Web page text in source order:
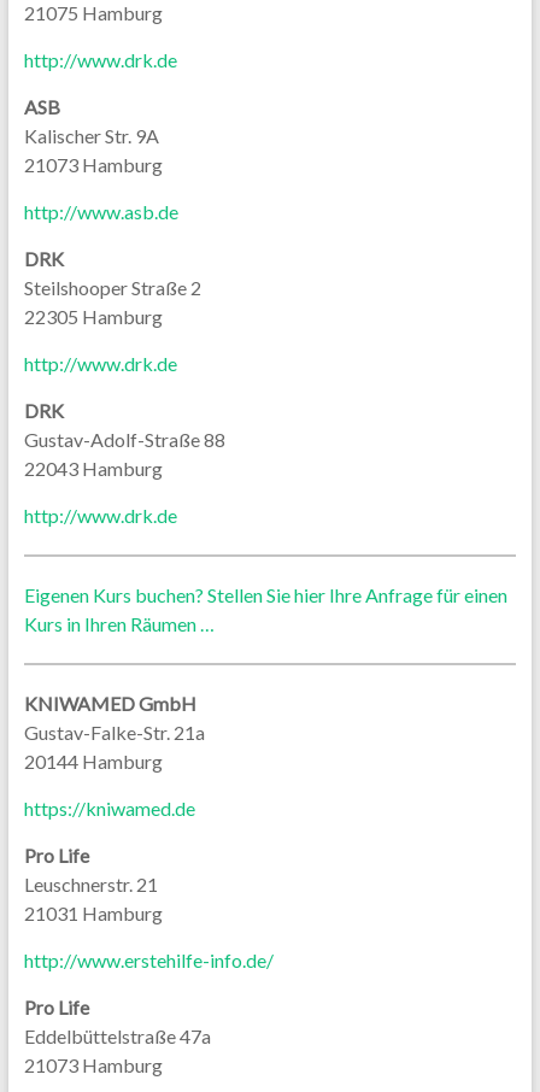
21075 Hamburg
http://www.drk.de
ASB
Kalischer Str. 9A
21073 Hamburg
http://www.asb.de
DRK
Steilshooper Straße 2
22305 Hamburg
http://www.drk.de
DRK
Gustav-Adolf-Straße 88
22043 Hamburg
http://www.drk.de
Eigenen Kurs buchen? Stellen Sie hier Ihre Anfrage für einen
Kurs in Ihren Räumen …
KNIWAMED GmbH
Gustav-Falke-Str. 21a
20144 Hamburg
https://kniwamed.de
Pro Life
Leuschnerstr. 21
21031 Hamburg
http://www.erstehilfe-info.de/
Pro Life
Eddelbüttelstraße 47a
21073 Hamburg